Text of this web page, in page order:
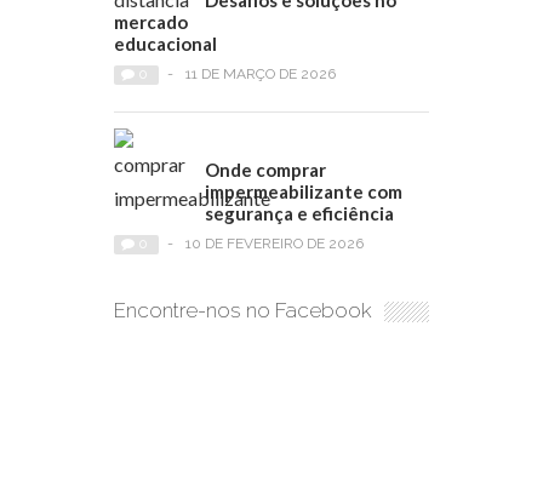
mercado
educacional
- 11 DE MARÇO DE 2026
Onde comprar
impermeabilizante com
segurança e eficiência
- 10 DE FEVEREIRO DE 2026
Encontre-nos no Facebook